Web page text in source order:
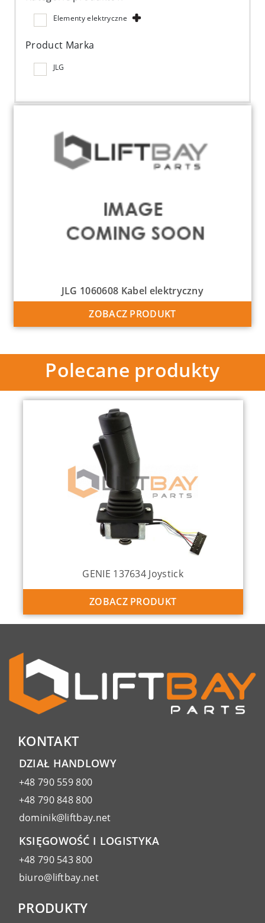
Elementy elektryczne
Product Marka
JLG
JLG 1060608 Kabel elektryczny
ZOBACZ PRODUKT
Polecane produkty
GENIE 137634 Joystick
ZOBACZ PRODUKT
KONTAKT
DZIAŁ HANDLOWY
+48 790 559 800
+48 790 848 800
dominik@liftbay.net
KSIĘGOWOŚĆ I LOGISTYKA
+48 790 543 800
biuro@liftbay.net
PRODUKTY